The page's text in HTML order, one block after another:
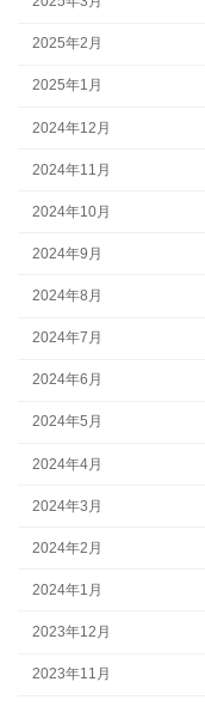
2025年2月
2025年1月
2024年12月
2024年11月
2024年10月
2024年9月
2024年8月
2024年7月
2024年6月
2024年5月
2024年4月
2024年3月
2024年2月
2024年1月
2023年12月
2023年11月